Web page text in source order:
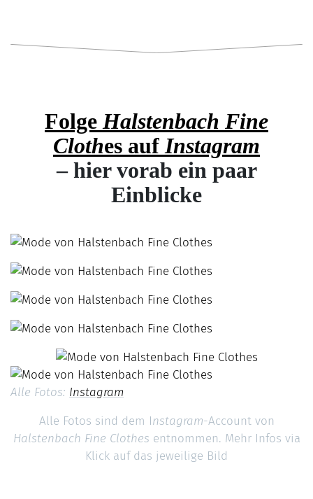
Folge Halstenbach Fine
Clothes auf Instagram
– hier vorab ein paar
Einblicke
Alle Fotos: Instagram
Alle Fotos sind dem Instagram-Account von
Halstenbach Fine Clothes entnommen. Mehr Infos via
Klick auf das jeweilige Bild